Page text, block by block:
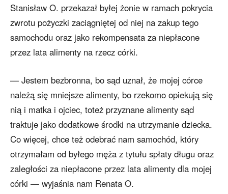
Stanisław O. przekazał byłej żonie w ramach pokrycia
zwrotu pożyczki zaciągniętej od niej na zakup tego
samochodu oraz jako rekompensata za niepłacone
przez lata alimenty na rzecz córki.
— Jestem bezbronna, bo sąd uznał, że mojej córce
należą się mniejsze alimenty, bo rzekomo opiekują się
nią i matka i ojciec, toteż przyznane alimenty sąd
traktuje jako dodatkowe środki na utrzymanie dziecka.
Co więcej, chce też odebrać nam samochód, który
otrzymałam od byłego męża z tytułu spłaty długu oraz
zaległości za niepłacone przez lata alimenty dla mojej
córki — wyjaśnia nam Renata O.